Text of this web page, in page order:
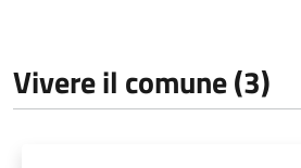
Vivere il comune (3)